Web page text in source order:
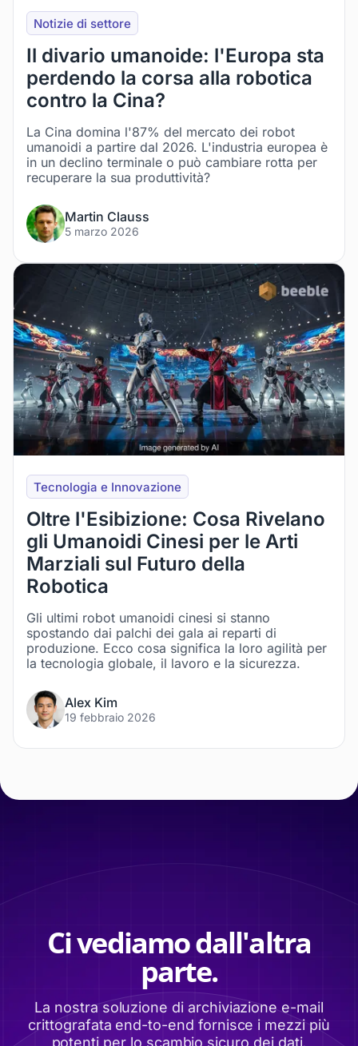
Notizie di settore
Il divario umanoide: l'Europa sta
perdendo la corsa alla robotica
contro la Cina?
La Cina domina l'87% del mercato dei robot
umanoidi a partire dal 2026. L'industria europea è
in un declino terminale o può cambiare rotta per
recuperare la sua produttività?
Martin Clauss
5 marzo 2026
Tecnologia e Innovazione
Oltre l'Esibizione: Cosa Rivelano
gli Umanoidi Cinesi per le Arti
Marziali sul Futuro della
Robotica
Gli ultimi robot umanoidi cinesi si stanno
spostando dai palchi dei gala ai reparti di
produzione. Ecco cosa significa la loro agilità per
la tecnologia globale, il lavoro e la sicurezza.
Alex Kim
19 febbraio 2026
Ci vediamo dall'altra
parte.
La nostra soluzione di archiviazione e-mail
crittografata end-to-end fornisce i mezzi più
potenti per lo scambio sicuro dei dati,